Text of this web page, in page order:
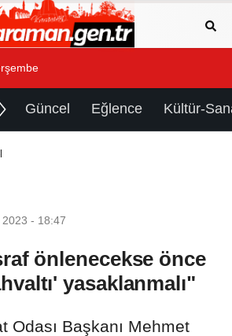
Güncel Eğlence Kültür-
2023 - 18:47
önlenecekse önce
yasaklanmalı"
Odası Başkanı Mehmet